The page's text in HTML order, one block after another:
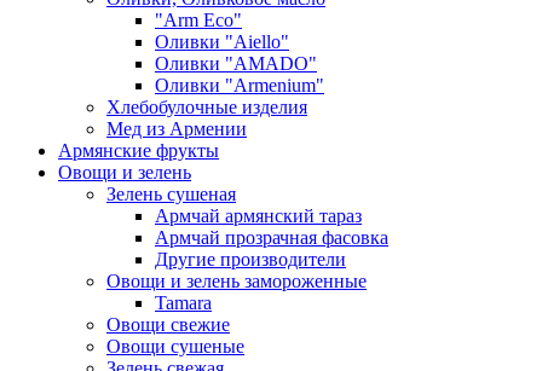
"Arm Eco"
Оливки "Aiello"
Оливки "AMADO"
Оливки "Armenium"
Хлебобулочные изделия
Мед из Армении
Армянские фрукты
Овощи и зелень
Зелень сушеная
Армчай армянский тараз
Армчай прозрачная фасовка
Другие производители
Овощи и зелень замороженные
Tamara
Овощи свежие
Овощи сушеные